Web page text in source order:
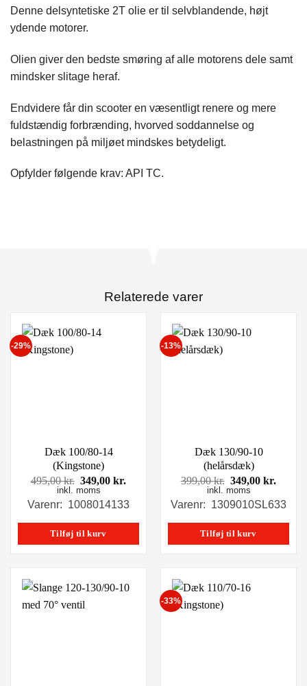
Denne delsyntetiske 2T olie er til selvblandende, højt
ydende motorer.
Olien giver den bedste smøring af alle motorens dele samt
mindsker slitage heraf.
Endvidere får din scooter en væsentligt renere og mere
fuldstændig forbrænding, hvorved soddannelse og
belastningen på miljøet mindskes betydeligt.
Opfylder følgende krav: API TC.
Relaterede varer
-29%
Dæk 100/80-14
(Kingstone)
495,00kr. Den
oprindelige
pris
495,00 kr..
349,00kr.
pris
349,00 kr..
inkl. moms
Varenr: 1008014133
Tilføj til kurv
-13%
Dæk 130/90-10
(helårsdæk)
399,00kr. Den
oprindelige
pris
399,00 kr..
349,00kr.
pris
inkl. moms
Varenr: 1309010SL633
Tilføj til kurv
-33%